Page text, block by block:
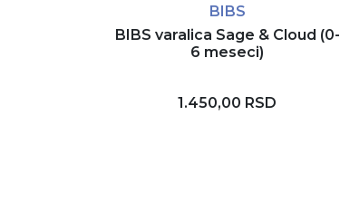
BIBS
BIBS varalica Sage & Cloud (0-
6 meseci)
1.450,00 RSD